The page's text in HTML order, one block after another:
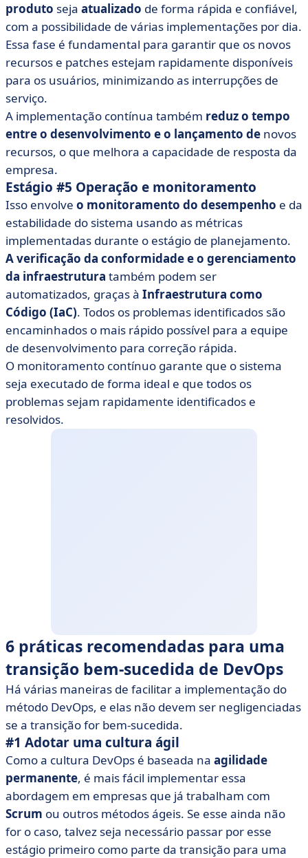
produto seja atualizado de forma rápida e confiável,
com a possibilidade de várias implementações por dia.
Essa fase é fundamental para garantir que os novos
recursos e patches estejam rapidamente disponíveis
para os usuários, minimizando as interrupções de
serviço.
A implementação contínua também reduz o tempo
entre o desenvolvimento e o lançamento de novos
recursos, o que melhora a capacidade de resposta da
empresa.
Estágio #5 Operação e monitoramento
Isso envolve o monitoramento do desempenho e da
estabilidade do sistema usando as métricas
implementadas durante o estágio de planejamento.
A verificação da conformidade e o gerenciamento
da infraestrutura também podem ser
automatizados, graças à Infraestrutura como
Código (IaC). Todos os problemas identificados são
encaminhados o mais rápido possível para a equipe
de desenvolvimento para correção rápida.
O monitoramento contínuo garante que o sistema
seja executado de forma ideal e que todos os
problemas sejam rapidamente identificados e
resolvidos.
6 práticas recomendadas para uma
transição bem-sucedida de DevOps
Há várias maneiras de facilitar a implementação do
método DevOps, e elas não devem ser negligenciadas
se a transição for bem-sucedida.
#1 Adotar uma cultura ágil
Como a cultura DevOps é baseada na agilidade
permanente, é mais fácil implementar essa
abordagem em empresas que já trabalham com
Scrum ou outros métodos ágeis. Se esse ainda não
for o caso, talvez seja necessário passar por esse
estágio primeiro como parte da transição para uma